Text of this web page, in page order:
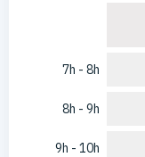
7h - 8h
8h - 9h
9h - 10h